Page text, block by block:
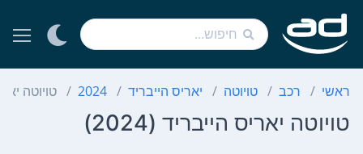
ראשי רכב טויוטה יאריס הייבריד 2024 טויוטה
טויוטה יאריס הייבריד (2024)